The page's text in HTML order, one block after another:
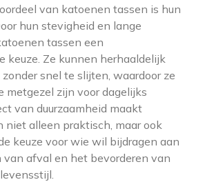
van katoenen tassen is hun
hun stevigheid en lange
tassen een
keuze. Ze kunnen herhaaldelijk
snel te slijten, waardoor ze
metgezel zijn voor dagelijks
van duurzaamheid maakt
niet alleen praktisch, maar ook
keuze voor wie wil bijdragen aan
van afval en het bevorderen van